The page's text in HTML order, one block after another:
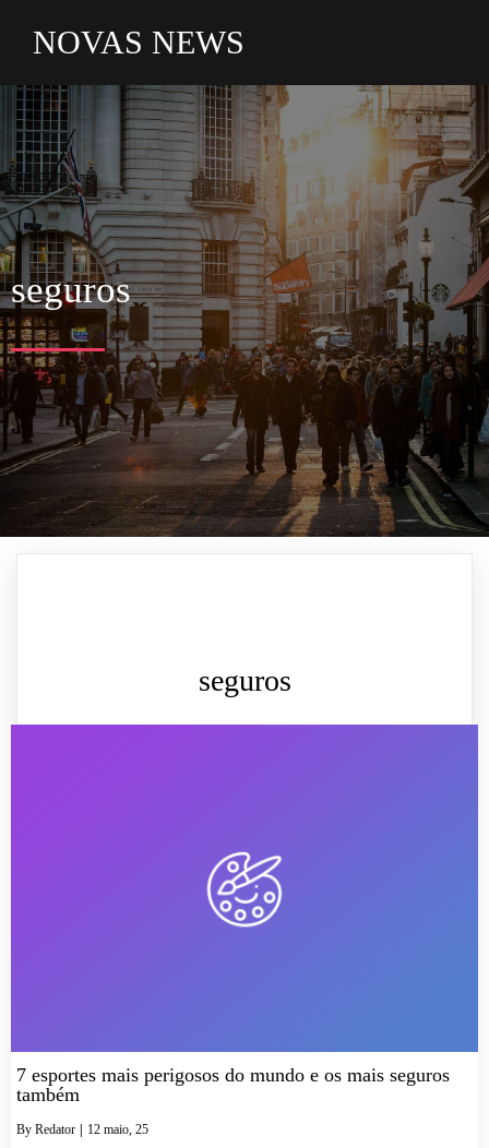
NOVAS NEWS
seguros
seguros
7 esportes mais perigosos do mundo e os mais seguros
também
By Redator | 12 maio, 25